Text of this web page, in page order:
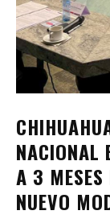
NACIONAL
A 3 MESES
NUEVO